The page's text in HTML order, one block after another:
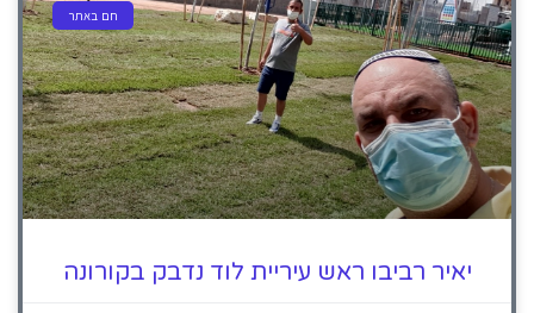
חם באתר
יאיר רביבו ראש עיריית לוד נדבק בקורונה